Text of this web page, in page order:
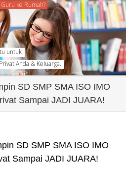
untuk
Anda & Keluarga.
SD SMP SMA ISO IMO
Sampai JADI JUARA!
SD SMP SMA ISO IMO
Sampai JADI JUARA!